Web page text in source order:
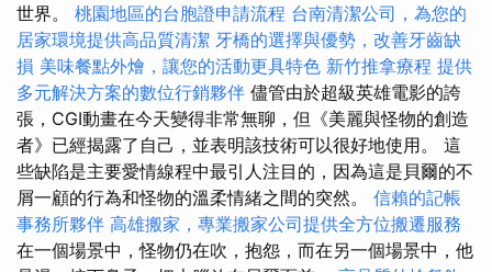
世界。 桃園地區的台胞證申請流程 台南清潔公司，為您的
居家環境提供高品質清潔 牙橋的選擇與優勢，改善牙齒缺
損 美味餐點外燴，讓您的活動更具特色 新竹推拿療程 提供
多元解決方案的數位行銷夥伴 儘管由於超級英雄電影的誇
張，CGI動畫在今天變得非常無聊，但《美麗與怪物的創造
者》已經揭露了自己，並表明該技術可以很好地使用。 這
些缺陷是主要愛情線程中最引人注目的，因為這是貝爾的不
屑一顧的行為和怪物的溫柔情緒之間的突然。 信賴的記帳
事務所夥伴 高雄搬家，專業搬家公司提供全方位搬遷服務
在一個場景中，怪物仍在吹，抱怨，而在另一個場景中，他